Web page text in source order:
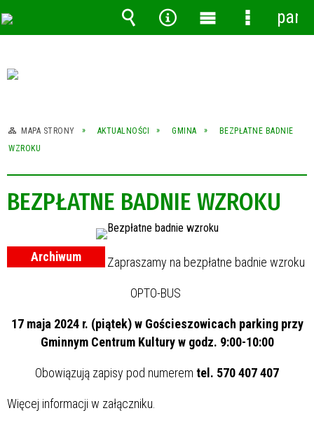
MAPA STRONY AKTUALNOŚCI GMINA
BEZPŁATNE BADNIE
WZROKU
BEZPŁATNE BADNIE WZROKU
Archiwum Zapraszamy na bezpłatne badnie wzroku
OPTO-BUS
17 maja 2024 r. (piątek) w Gościeszowicach parking przy
Gminnym Centrum Kultury w godz. 9:00-10:00
Obowiązują zapisy pod numerem tel. 570 407 407
Więcej informacji w załączniku.
Wyszukiwarka
Narzędzia
MenuMenu